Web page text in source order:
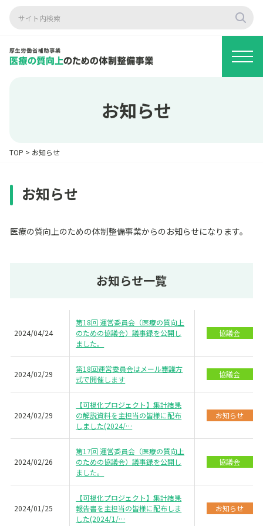
お知らせ
TOP > お知らせ
お知らせ
医療の質向上のための体制整備事業からのお知らせになります。
お知らせ一覧
2024/04/24
第18回 運営委員会（医療の質向上
のための協議会）議事録を公開し
ました。
協議会
2024/02/29
第18回運営委員会はメール審議方
式で開催します
協議会
2024/02/29
【可視化プロジェクト】集計結果
の解説資料を主担当の皆様に配布
しました(2024/…
お知らせ
2024/02/26
第17回 運営委員会（医療の質向上
のための協議会）議事録を公開し
ました。
協議会
2024/01/25
【可視化プロジェクト】集計結果
報告書を主担当の皆様に配布しま
した(2024/1/…
お知らせ